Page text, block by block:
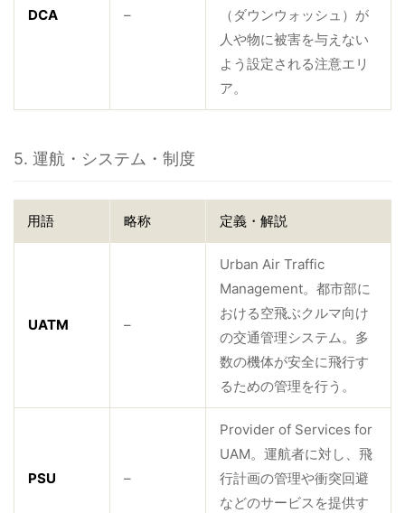
DCA –
（ダウンウォッシュ）が
人や物に被害を与えない
よう設定される注意エリ
ア。
5. 運航・システム・制度
用語 略称 定義・解説
UATM –
Urban Air Traffic
Management。都市部に
おける空飛ぶクルマ向け
の交通管理システム。多
数の機体が安全に飛行す
るための管理を行う。
PSU –
Provider of Services for
UAM。運航者に対し、飛
行計画の管理や衝突回避
などのサービスを提供す